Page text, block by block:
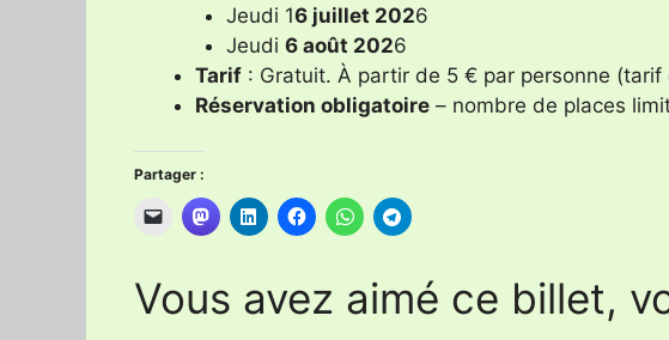
Jeudi 16 juillet 2026
Jeudi 6 août 2026
Tarif : Gratuit. À partir de 5 € par personne
Réservation obligatoire – nombre de places
Partager :
Vous avez aimé ce billet,